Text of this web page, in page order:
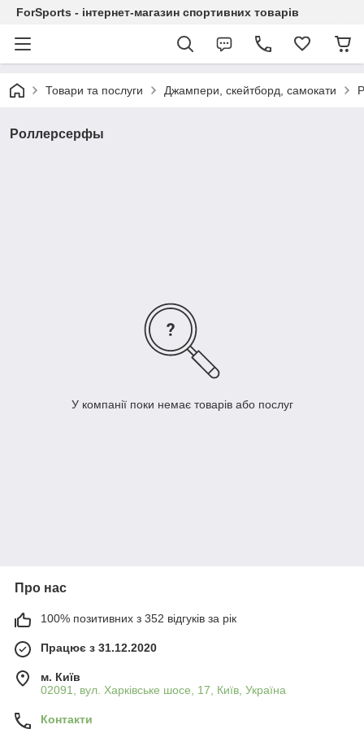
ForSports - інтернет-магазин спортивних товарів
Товари та послуги Джампери, скейтборд, самокати
Роллерсерфы
У компанії поки немає товарів або послуг
Про нас
100% позитивних з 352 відгуків за рік
Працює з 31.12.2020
м. Київ
02091, вул. Харківське шосе, 17, Київ, Україна
Контакти